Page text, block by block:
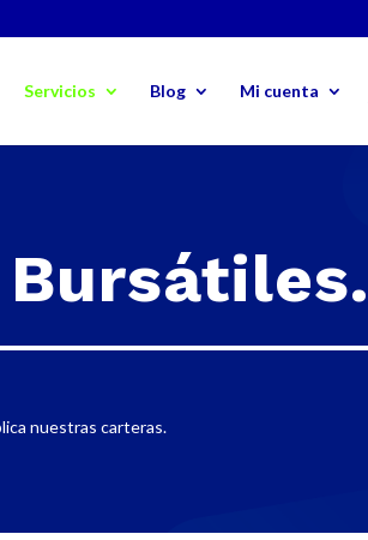
Servicios Blog Mi cuenta
nuestras carteras.